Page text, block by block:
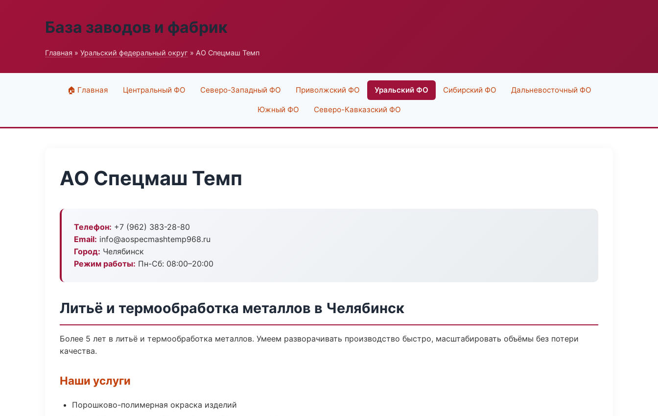
База заводов и фабрик
Главная » Уральский федеральный округ » АО Спецмаш Темп
🏠 Главная Центральный ФО Северо-Западный ФО Приволжский ФО Уральский ФО Сибирский ФО Дальневосточный ФО
Южный ФО Северо-Кавказский ФО
АО Спецмаш Темп
Телефон: +7 (962) 383-28-80
Email: info@aospecmashtemp968.ru
Город: Челябинск
Режим работы: Пн-Сб: 08:00–20:00
Литьё и термообработка металлов в Челябинск
Более 5 лет в литьё и термообработка металлов. Умеем разворачивать производство быстро, масштабировать объёмы без потери
качества.
Наши услуги
Порошково-полимерная окраска изделий